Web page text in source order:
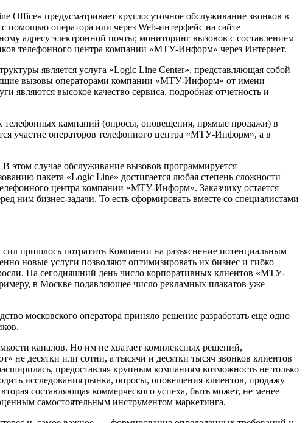
Office» предусматривает круглосуточное обслуживание звонков в
помощью оператора или через Web-интерфейс на сайте
адресу электронной почты; мониторинг вызовов с составлением
телефонного центра компании «МТУ-Информ» через Интернет.
является услуга «Logic Line Center», представляющая собой
вызовы операторами компании «МТУ-Информ» от имени
являются высокое качество сервиса, подробная отчетность и
телефонных кампаний (опросы, оповещения, прямые продажи) в
участие операторов телефонного центра «МТУ-Информ», а в
этом случае обслуживание вызовов программируется
пакета «Logic Line» достигается любая степень сложности
центра компании «МТУ-Информ». Заказчику остается
ним бизнес-задачи. То есть сформировать вместе со специалистами
пришлось потратить Компании на разъяснение потенциальным
новые услуги позволяют оптимизировать их бизнес и гибко
На сегодняшний день число корпоративных клиентов «МТУ-
в Москве подавляющее число рекламных плакатов уже
московского оператора приняло решение разработать еще одно
каналов. Но им не хватает комплексных решений,
десятки или сотни, а тысячи и десятки тысяч звонков клиентов
предоставляя крупным компаниям возможность не только
исследования рынка, опросы, оповещения клиентов, продажу
составляющая коммерческого успеха, быть может, не менее
самостоятельным инструментом маркетинга.